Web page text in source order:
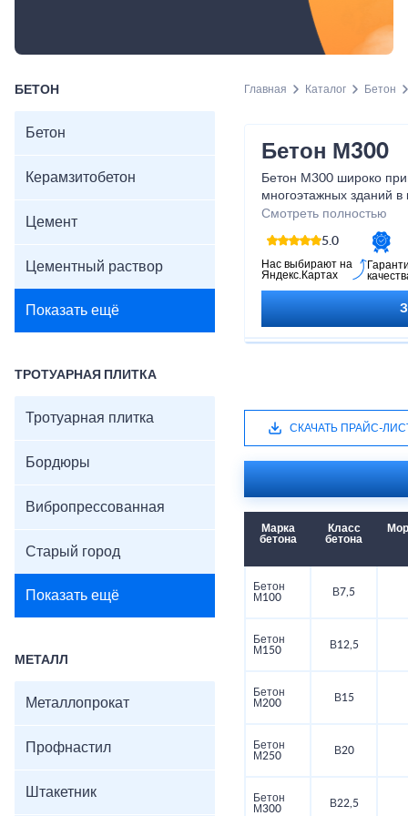
БЕТОН
Бетон
Керамзитобетон
Цемент
Цементный раствор
Показать ещё
ТРОТУАРНАЯ ПЛИТКА
Тротуарная плитка
Бордюры
Вибропрессованная
Старый город
Показать ещё
МЕТАЛЛ
Металлопрокат
Профнастил
Штакетник
Главная Каталог Бетон
Бетон М300
Бетон М300 широко
многоэтажных зданий в
также для
отличается классом
низкой ценой по
бетон М300 купить с
выгодных условиях.
Смотреть полностью
5.0
Нас выбирают на
Яндекс.Картах
СКАЧАТЬ ПРАЙС-
Марка
бетона
Класс
бетона
Бетон
М100
В7,5
Бетон
М150
В12,5
Бетон
М200
В15
Бетон
М250
В20
Бетон
М300
В22,5